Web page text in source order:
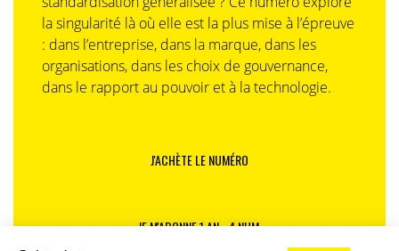
la singularité là où elle est la plus mise à l’épreuve
: dans l’entreprise, dans la marque, dans les
organisations, dans les choix de gouvernance,
dans le rapport au pouvoir et à la technologie.
J'ACHÈTE LE NUMÉRO
JE M'ABONNE 1 AN - 4 NUM.